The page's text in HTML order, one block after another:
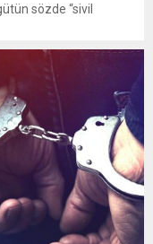
sözde “sivil
İlhan’ın ihbarıyla...